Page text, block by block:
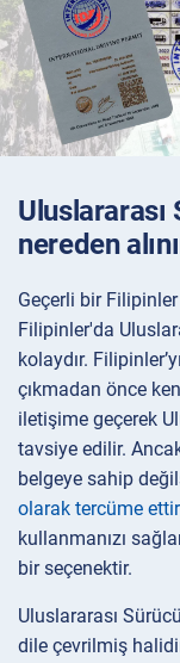
nereden
Geçerli bir Filipinler
Filipinler'da
kolaydır.
çıkmadan önce
iletişime geçerek
tavsiye edilir.
belgeye sahip
olarak tercüme
kullanmanızı
bir seçenektir.
Uluslararası
dile çevrilmiş